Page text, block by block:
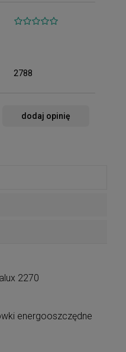
2788
dodaj opinię
2270
energooszczędne